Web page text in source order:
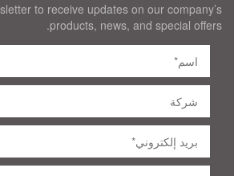
to receive updates on our company’s
products, news, and special offers.